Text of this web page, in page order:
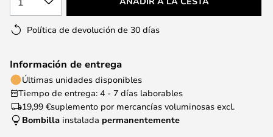
Política de devolución de 30 días
Información de entrega
Últimas unidades disponibles
Tiempo de entrega: 4 - 7 días laborables
19,99 €suplemento por mercancías voluminosas excl.
Bombilla instalada permanentemente